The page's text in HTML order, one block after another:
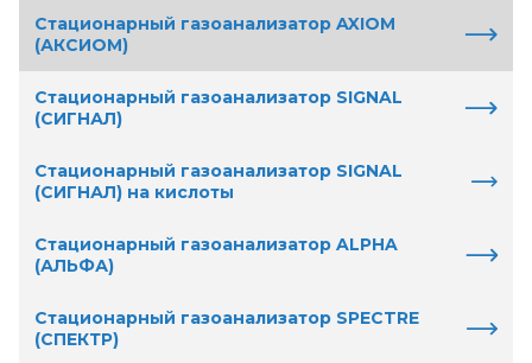
Стационарный газоанализатор AXIOM
(АКСИОМ)
Стационарный газоанализатор SIGNAL
(СИГНАЛ)
Стационарный газоанализатор SIGNAL
(СИГНАЛ) на кислоты
Стационарный газоанализатор ALPHA
(АЛЬФА)
Стационарный газоанализатор SPECTRE
(СПЕКТР)